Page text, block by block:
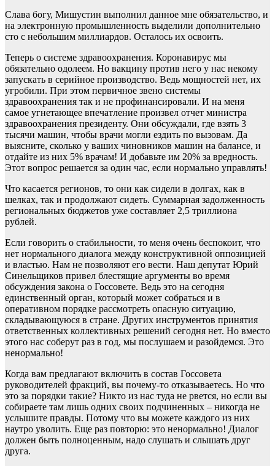
Слава богу, Мишустин выполнил данное мне обязательство, и
на электронную промышленность выделили дополнительно
сто с небольшим миллиардов. Осталось их освоить.
Теперь о системе здравоохранения. Коронавирус мы
обязательно одолеем. Но вакцину против него у нас некому
запускать в серийное производство. Ведь мощностей нет, их
угробили. При этом первичное звено системы
здравоохранения так и не профинансировали. И на меня
самое угнетающее впечатление произвел отчет министра
здравоохранения президенту. Они обсуждали, где взять 3
тысячи машин, чтобы врачи могли ездить по вызовам. Да
выясните, сколько у ваших чиновников машин на балансе, и
отдайте из них 5% врачам! И добавьте им 20% за вредность.
Этот вопрос решается за один час, если нормально управлять!
Что касается регионов, то они как сидели в долгах, как в
шелках, так и продолжают сидеть. Суммарная задолженность
региональных бюджетов уже составляет 2,5 триллиона
рублей.
Если говорить о стабильности, то меня очень беспокоит, что
нет нормального диалога между конструктивной оппозицией
и властью. Нам не позволяют его вести. Наш депутат Юрий
Синельщиков привел блестящие аргументы во время
обсуждения закона о Госсовете. Ведь это на сегодня
единственный орган, который может собраться и в
оперативном порядке рассмотреть опасную ситуацию,
складывающуюся в стране. Других инструментов принятия
ответственных коллективных решений сегодня нет. Но вместо
этого нас соберут раз в год, мы послушаем и разойдемся. Это
ненормально!
Когда вам предлагают включить в состав Госсовета
руководителей фракций, вы почему-то отказываетесь. Но что
это за порядки такие? Никто из нас туда не рвется, но если вы
собираете там лишь одних своих подчиненных – никогда не
услышите правды. Потому что вы можете каждого из них
наутро уволить. Еще раз повторю: это ненормально! Диалог
должен быть полноценным, надо слушать и слышать друг
друга.